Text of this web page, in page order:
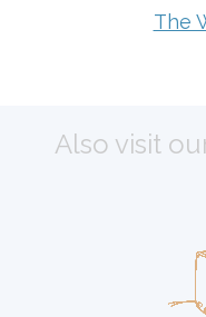
The
Also visit